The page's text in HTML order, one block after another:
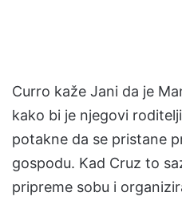
Curro kaže Jani da je
kako bi je njegovi
potakne da se pristane
gospodu. Kad Cruz to
pripreme sobu i